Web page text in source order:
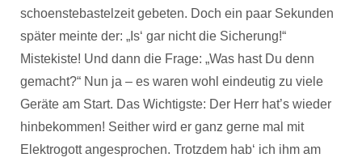
schoenstebastelzeit gebeten. Doch ein paar Sekunden
später meinte der: „Is‘ gar nicht die Sicherung!“
Mistekiste! Und dann die Frage: „Was hast Du denn
gemacht?“ Nun ja – es waren wohl eindeutig zu viele
Geräte am Start. Das Wichtigste: Der Herr hat’s wieder
hinbekommen! Seither wird er ganz gerne mal mit
Elektrogott angesprochen. Trotzdem hab‘ ich ihm am